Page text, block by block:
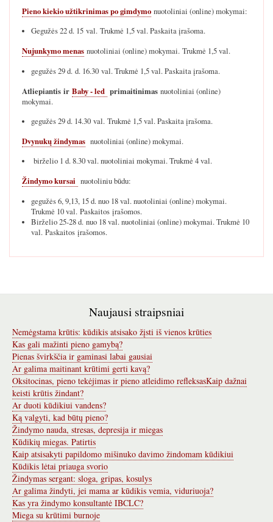
Pieno kiekio užtikrinimas po gimdymo nuotoliniai (online) mokymai:
Gegužės 22 d. 15 val. Trukmė 1,5 val. Paskaita įrašoma.
Nujunkymo menas nuotoliniai (online) mokymai. Trukmė 1,5 val.
gegužės 29 d. d. 16.30 val. Trukmė 1,5 val. Paskaita įrašoma.
Atliepiantis ir Baby - led primaitinimas nuotoliniai (online)
mokymai.
gegužės 29 d. 14.30 val. Trukmė 1,5 val. Paskaita įrašoma.
Dvynukų žindymas nuotoliniai (online) mokymai.
birželio 1 d. 8.30 val. nuotoliniai mokymai. Trukmė 4 val.
Žindymo kursai nuotoliniu būdu:
gegužės 6, 9,13, 15 d. nuo 18 val. nuotoliniai (online) mokymai.
Trukmė 10 val. Paskaitos įrašomos.
Birželio 25-28 d. nuo 18 val. nuotoliniai (online) mokymai. Trukmė 10
val. Paskaitos įrašomos.
Naujausi straipsniai
Nemėgstama krūtis: kūdikis atsisako žįsti iš vienos krūties
Kas gali mažinti pieno gamybą?
Pienas švirkščia ir gaminasi labai gausiai
Ar galima maitinant krūtimi gerti kavą?
Oksitocinas, pieno tekėjimas ir pieno atleidimo refleksasKaip dažnai
keisti krūtis žindant?
Ar duoti kūdikiui vandens?
Ką valgyti, kad būtų pieno?
Žindymo nauda, stresas, depresija ir miegas
Kūdikių miegas. Patirtis
Kaip atsisakyti papildomo mišinuko davimo žindomam kūdikiui
Kūdikis lėtai priauga svorio
Žindymas sergant: sloga, gripas, kosulys
Ar galima žindyti, jei mama ar kūdikis vemia, viduriuoja?
Kas yra žindymo konsultantė IBCLC?
Miega su krūtimi burnoje